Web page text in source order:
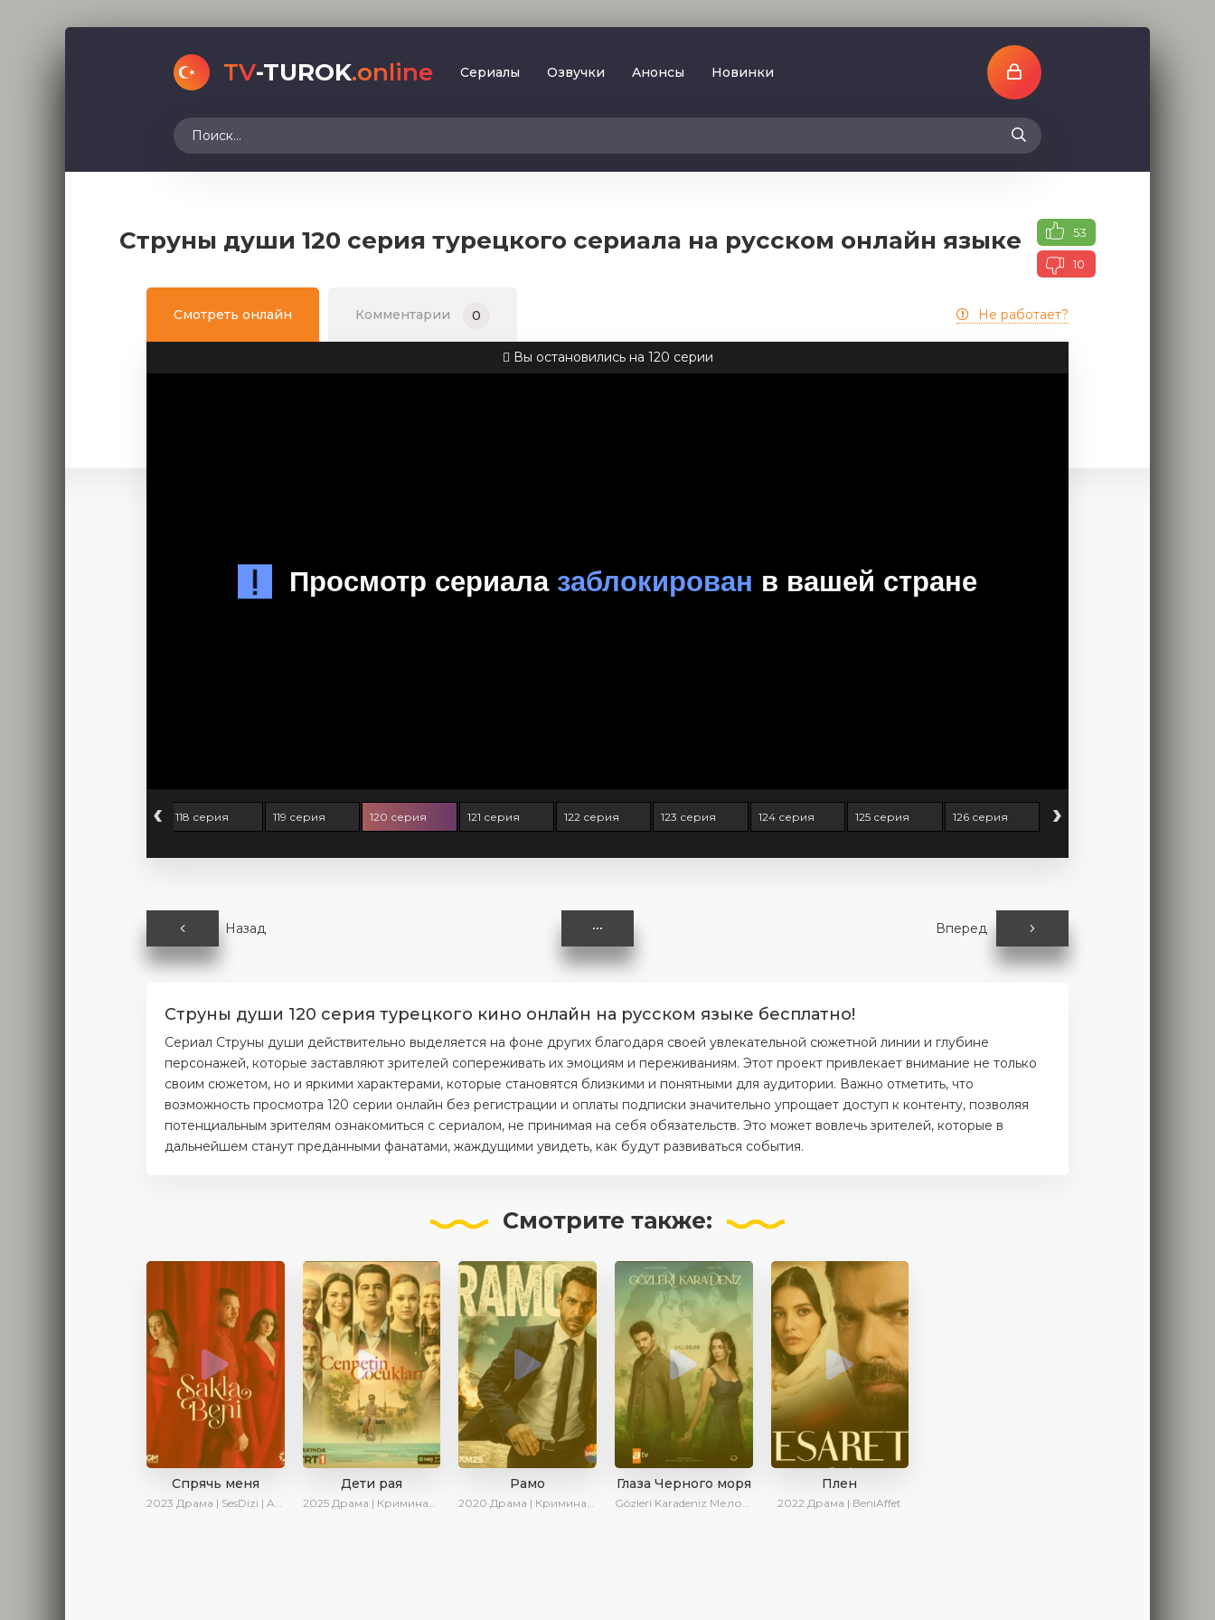
TV-TUROK.online Сериалы
Детектив
Боевик
Oзвучки
AveTurk
Aнoнcы Новинки
Струны души 120 серия турецкого сериала на русском онлайн языке 53
10
Смотреть онлайн Комментарии 0 Не работает?
Вы остановились на 120 серии
‹ 118 серия 119 серия 120 серия 121 серия 122 серия 123 серия 124 серия 125 серия 126 серия ›
Назад Вперед
Струны души 120 серия турецкого кино онлайн на русском языке бесплатно!
Сериал Струны души действительно выделяется на фоне других благодаря своей увлекательной сюжетной линии и глубине
персонажей, которые заставляют зрителей сопереживать их эмоциям и переживаниям. Этот проект привлекает внимание не только
своим сюжетом, но и яркими характерами, которые становятся близкими и понятными для аудитории. Важно отметить, что
возможность просмотра 120 серии онлайн без регистрации и оплаты подписки значительно упрощает доступ к контенту, позволяя
потенциальным зрителям ознакомиться с сериалом, не принимая на себя обязательств. Это может вовлечь зрителей, которые в
дальнейшем станут преданными фанатами, жаждущими увидеть, как будут развиваться события.
Смотрите также:
Спрячь меня
2023 Драма | SesDizi | AveTurk | AlisaDirilis | Сериалы 2023
Дети рая
2025 Драма | Криминал | AlisaDirilis | Новинки | Сериалы 2025
Рамо
2020 Драма | Криминал | SesDizi | Ирина Котова
Глаза Черного моря
Gözleri Karadeniz Мелодрама | Драма | Новинки | Сериалы 2025
Плен
2022 Драма | BeniAffet